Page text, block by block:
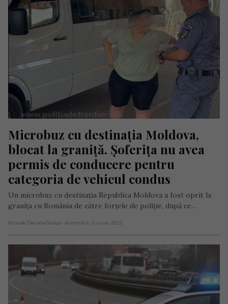
Microbuz cu destinația Moldova,
blocat la graniță. Șoferița nu avea
permis de conducere pentru
categoria de vehicul condus
Un microbuz cu destinația Republica Moldova a fost oprit la
granița cu România de către forțele de poliție, după ce…
Scris de Daniela Stoica - duminică, 11 iunie 2023